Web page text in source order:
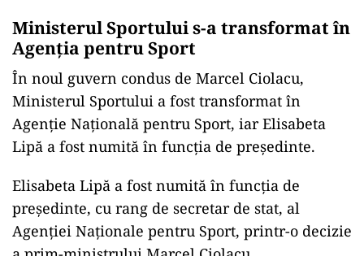
Ministerul Sportului s-a transformat în
Agenția pentru Sport
În noul guvern condus de Marcel Ciolacu,
Ministerul Sportului a fost transformat în
Agenţie Naţională pentru Sport, iar Elisabeta
Lipă a fost numită în funcția de președinte.
Elisabeta Lipă a fost numită în funcţia de
preşedinte, cu rang de secretar de stat, al
Agenţiei Naţionale pentru Sport, printr-o decizie